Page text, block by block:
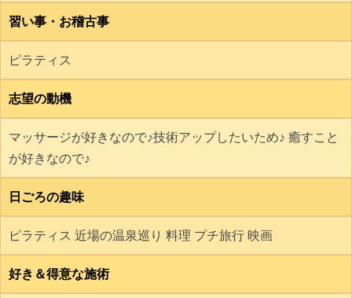
習い事・お稽古事
ピラティス
志望の動機
マッサージが好きなので♪技術アップしたいため♪ 癒すこと
が好きなので♪
日ごろの趣味
ピラティス 近場の温泉巡り 料理 プチ旅行 映画
好き＆得意な施術